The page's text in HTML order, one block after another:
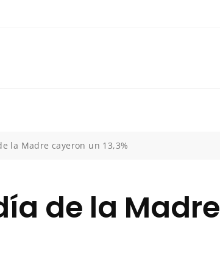
la Madre cayeron un 13,3%
de la Madre